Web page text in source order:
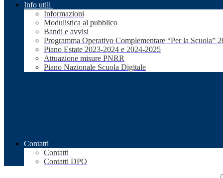
Info utili
Informazioni
Modulistica al pubblico
Bandi e avvisi
Programma Operativo Complementare “Per la Scuola”
Piano Estate 2023-2024 e 2024-2025
Attuazione misure PNRR
Piano Nazionale Scuola Digitale
Contatti
Contatti
Contatti DPO